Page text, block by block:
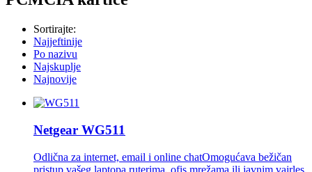
Sortirajte:
Najjeftinije
Po nazivu
Najskuplje
Najnovije
Netgear WG511
Odlična za internet, email i online chatOmogućava bežičan
pristup vašeg laptopa ruterima, ofis mrežama ili javnim vajrles